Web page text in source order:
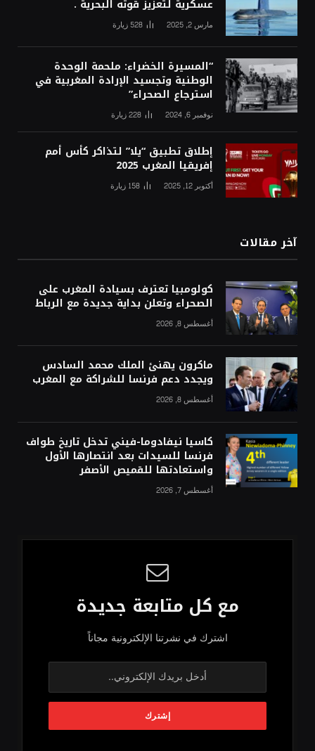
عسكرية لتعزيز قوته البحرية .
مارس 2, 2025 528 زيارة
“المسيرة الخضراء: ملحمة الوحدة
الوطنية وتجسيد الإرادة المغربية في
استرجاع الصحراء”
نوفمبر 6, 2024 228زيارة
إطلاق تطبيق “يلا” لتذاكر كأس أمم
إفريقيا المغرب 2025
أكتوبر 12, 2025 158 زيارة
آخر مقالات
كولومبيا تعترف بسيادة المغرب على
الصحراء وتعلن بداية جديدة مع الرباط
أغسطس 8, 2026
ماكرون يهنئ الملك محمد السادس
ويجدد دعم فرنسا للشراكة مع المغرب
أغسطس 8, 2026
كاسيا نيفادوما-فيني تدخل تاريخ طواف
فرنسا للسيدات بعد انتصارها الأول
واستعادتها للقميص الأصفر
أغسطس 7, 2026
مع كل متابعة جديدة
اشترك في نشرتنا الإلكترونية مجاناً